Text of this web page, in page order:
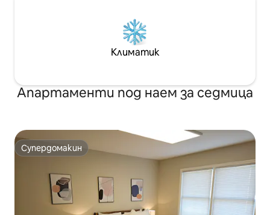
Климатик
Апартаменти под наем за седмица
Супердомакин
Супердомакин